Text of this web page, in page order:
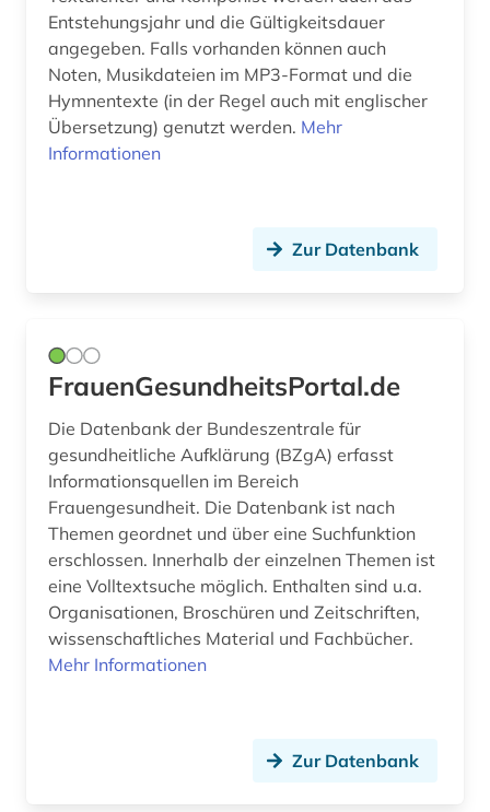
bautechnik (2)
bauunternehmer (1)
bedrohte pflanzen (1)
bedrohte tiere (1)
beethoven (1)
behinderung (2)
behörde (1)
Entstehungsjahr und die Gültigkeitsdauer
angegeben. Falls vorhanden können auch
Noten, Musikdateien im MP3-Format und die
Hymnentexte (in der Regel auch mit englischer
Übersetzung) genutzt werden. Mehr
Informationen
Zur Datenbank
FrauenGesundheitsPortal.de
Die Datenbank der Bundeszentrale für
gesundheitliche Aufklärung (BZgA) erfasst
Informationsquellen im Bereich
Frauengesundheit. Die Datenbank ist nach
Themen geordnet und über eine Suchfunktion
erschlossen. Innerhalb der einzelnen Themen ist
eine Volltextsuche möglich. Enthalten sind u.a.
Organisationen, Broschüren und Zeitschriften,
wissenschaftliches Material und Fachbücher.
Mehr Informationen
Zur Datenbank